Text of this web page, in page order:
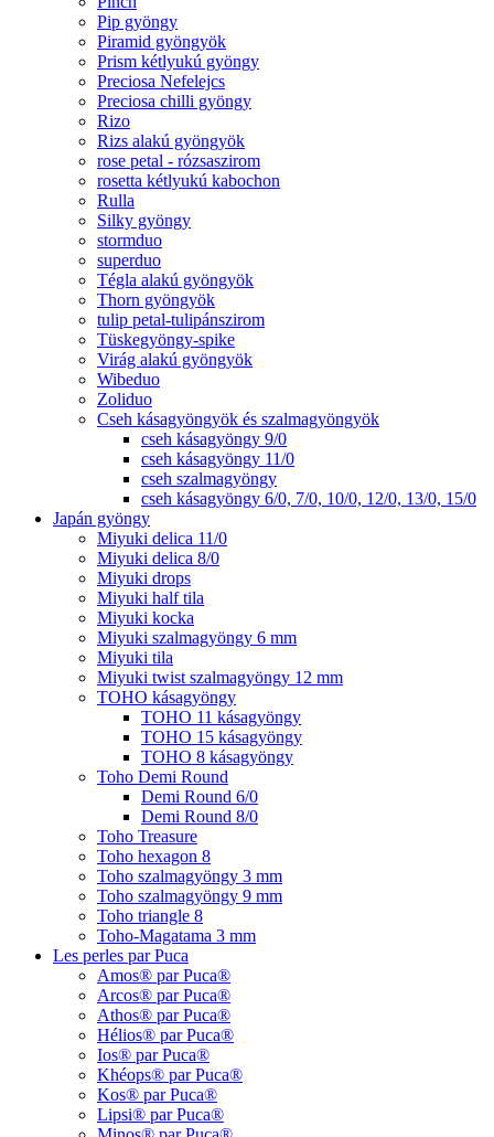
Pip gyöngy
Piramid gyöngyök
Prism kétlyukú gyöngy
Preciosa Nefelejcs
Preciosa chilli gyöngy
Rizo
Rizs alakú gyöngyök
rose petal - rózsaszirom
rosetta kétlyukú kabochon
Rulla
Silky gyöngy
stormduo
superduo
Tégla alakú gyöngyök
Thorn gyöngyök
tulip petal-tulipánszirom
Tüskegyöngy-spike
Virág alakú gyöngyök
Wibeduo
Zoliduo
Cseh kásagyöngyök és szalmagyöngyök
cseh kásagyöngy 9/0
cseh kásagyöngy 11/0
cseh szalmagyöngy
cseh kásagyöngy 6/0, 7/0, 10/0, 12/0, 13/0, 15/0
Japán gyöngy
Miyuki delica 11/0
Miyuki delica 8/0
Miyuki drops
Miyuki half tila
Miyuki kocka
Miyuki szalmagyöngy 6 mm
Miyuki tila
Miyuki twist szalmagyöngy 12 mm
TOHO kásagyöngy
TOHO 11 kásagyöngy
TOHO 15 kásagyöngy
TOHO 8 kásagyöngy
Toho Demi Round
Demi Round 6/0
Demi Round 8/0
Toho Treasure
Toho hexagon 8
Toho szalmagyöngy 3 mm
Toho szalmagyöngy 9 mm
Toho triangle 8
Toho-Magatama 3 mm
Les perles par Puca
Amos® par Puca®
Arcos® par Puca®
Athos® par Puca®
Hélios® par Puca®
Ios® par Puca®
Khéops® par Puca®
Kos® par Puca®
Lipsi® par Puca®